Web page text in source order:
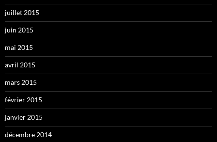
juillet 2015
juin 2015
mai 2015
avril 2015
mars 2015
février 2015
janvier 2015
décembre 2014